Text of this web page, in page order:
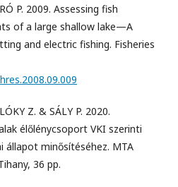
P. 2009. Assessing fish
of a large shallow lake—A
and electric fishing. Fisheries
Z. & SÁLY P. 2020.
élőlénycsoport VKI szerinti
állapot minősítéséhez. MTA
36 pp.